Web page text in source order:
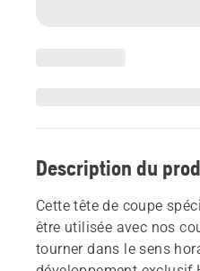
Description du
Cette tête de coupe
être utilisée avec nos
tourner dans le sens